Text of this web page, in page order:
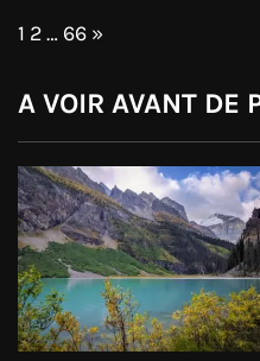
Page:
1 2… 66 Next
»
A VOIR AVANT DE